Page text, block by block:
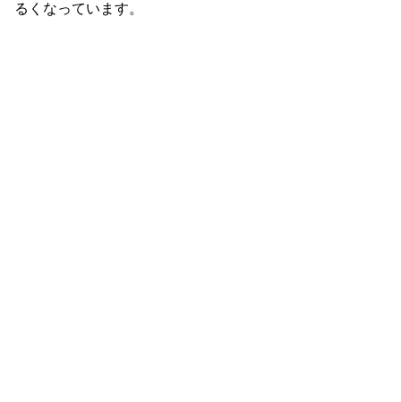
るくなっています。